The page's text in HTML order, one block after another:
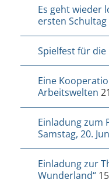
Es geht wieder
ersten Schultag
Spielfest für die
Eine
Arbeitswelten
Einladung zum
Samstag, 20.
Einladung zur
Wunderland“